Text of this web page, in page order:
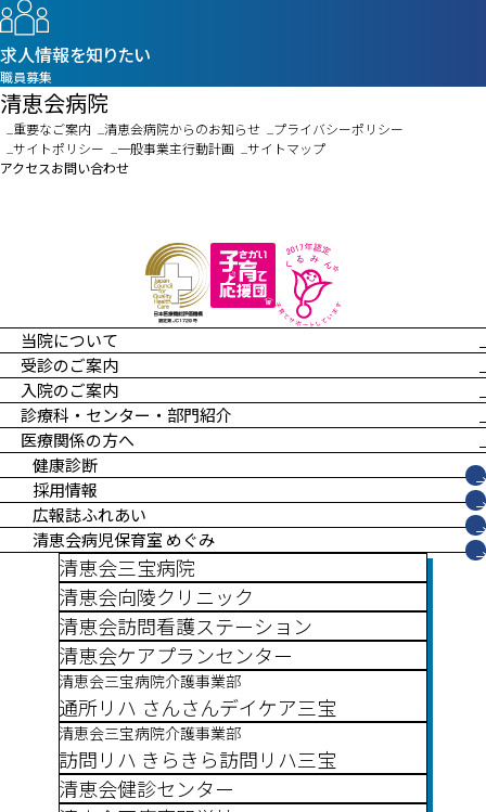
求人情報を知りたい
職員募集
清恵会病院
重要なご案内 清恵会病院からのお知らせ
プライバシーポリシー
サイトポリシー
一般事業主行動計画
サイトマップ
アクセスお問い合わせ
当院について
受診のご案内
入院のご案内
診療科・センター・部門紹介
医療関係の方へ
健康診断
採用情報
広報誌ふれあい
清恵会病児保育室 めぐみ
清恵会三宝病院
清恵会向陵クリニック
清恵会訪問看護ステーション
清恵会ケアプランセンター
清恵会三宝病院介護事業部
通所リハ さんさんデイケア三宝
清恵会三宝病院介護事業部
訪問リハ きらきら訪問リハ三宝
清恵会健診センター